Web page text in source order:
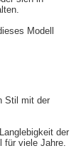
Modell
Stil mit der
der
für viele Jahre.